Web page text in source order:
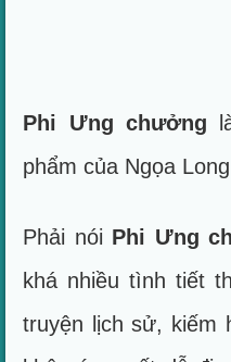
Phi Ưng chưởng
phẩm của Ngọa
Phải nói Phi Ưng
khá nhiều tình tiết
truyện lịch sử, kiếm